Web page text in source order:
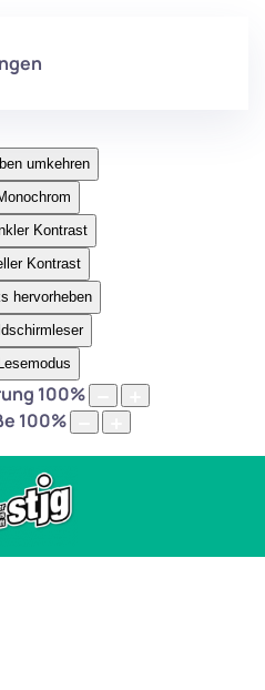
umkehren
Kontrast
Kontrast
hervorheben
Lesemodus
100%
100%